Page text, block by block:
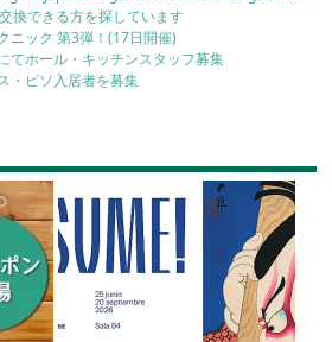
換できる方を探しています
ニック 第3弾！(17日開催)
てホール・キッチンスタッフ募集
・ピソ入居者を募集